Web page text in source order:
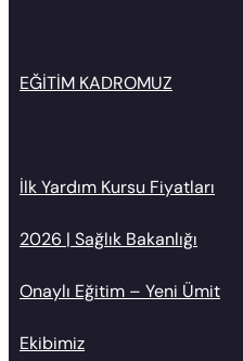
EĞİTİM KADROMUZ
İlk Yardım Kursu Fiyatları
2026 | Sağlık Bakanlığı
Onaylı Eğitim – Yeni Ümit
Ekibimiz